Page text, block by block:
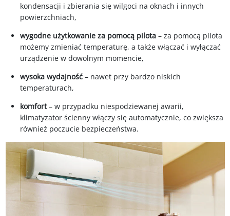
kondensacji i zbierania się wilgoci na oknach i innych
powierzchniach,
wygodne użytkowanie za pomocą pilota– za pomocą pilota
możemy zmieniać temperaturę, a także włączać i wyłączać
urządzenie w dowolnym momencie,
wysoka wydajność– nawet przy bardzo niskich
temperaturach,
komfort– w przypadku niespodziewanej awarii,
klimatyzator ścienny włączy się automatycznie, co zwiększa
również poczucie bezpieczeństwa.